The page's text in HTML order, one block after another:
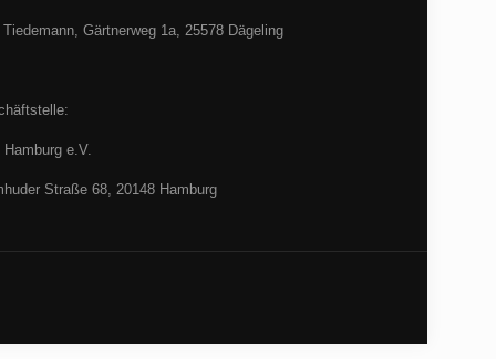
Tiedemann, Gärtnerweg 1a, 25578 Dägeling
Hamburg e.V.
Straße 68, 20148 Hamburg